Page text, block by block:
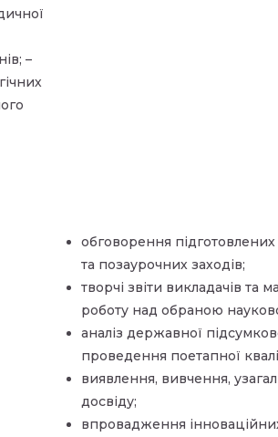
–
обговорення
та позаурочних заходів;
творчі звіти викладачів та
роботу над обраною
аналіз державної
проведення поетапної
виявлення, вивчення,
досвіду;
впровадження